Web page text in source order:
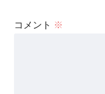
コメント ※